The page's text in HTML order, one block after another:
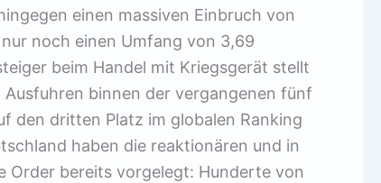
einen massiven Einbruch von
noch einen Umfang von 3,69
beim Handel mit Kriegsgerät stellt
binnen der vergangenen fünf
den dritten Platz im globalen Ranking
haben die reaktionären und in
Order bereits vorgelegt: Hunderte von